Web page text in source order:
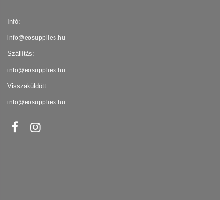
Infó:
info@eosupplies.hu
Szállítás:
info@eosupplies.hu
Visszaküldött:
info@eosupplies.hu